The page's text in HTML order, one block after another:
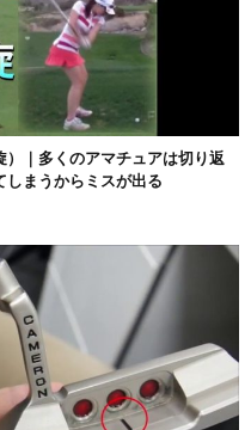
｜多くのアマチュアは切り返
しまうからミスが出る